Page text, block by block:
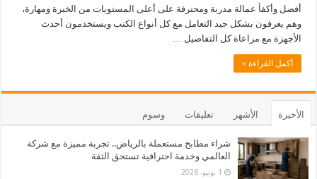
أفضل وأكفأ عمالة مدربة ومحترفة على أعلى المستويات من الخبرة ومهارة،
وهم يعرفون بشكل جيد التعامل مع كل أنواع الكنب ويستخدمون أحدث
الأجهزة مع مراعاة كل التفاصيل …
أكمل القراءة »
الأخيرة الأشهر تعليقات وسوم
شراء مطابخ مستعملة بالرياض.. تجربة مميزة مع شركة
العالمي وخدمة احترافية تستحق الثقة
1 يونيو، 2026